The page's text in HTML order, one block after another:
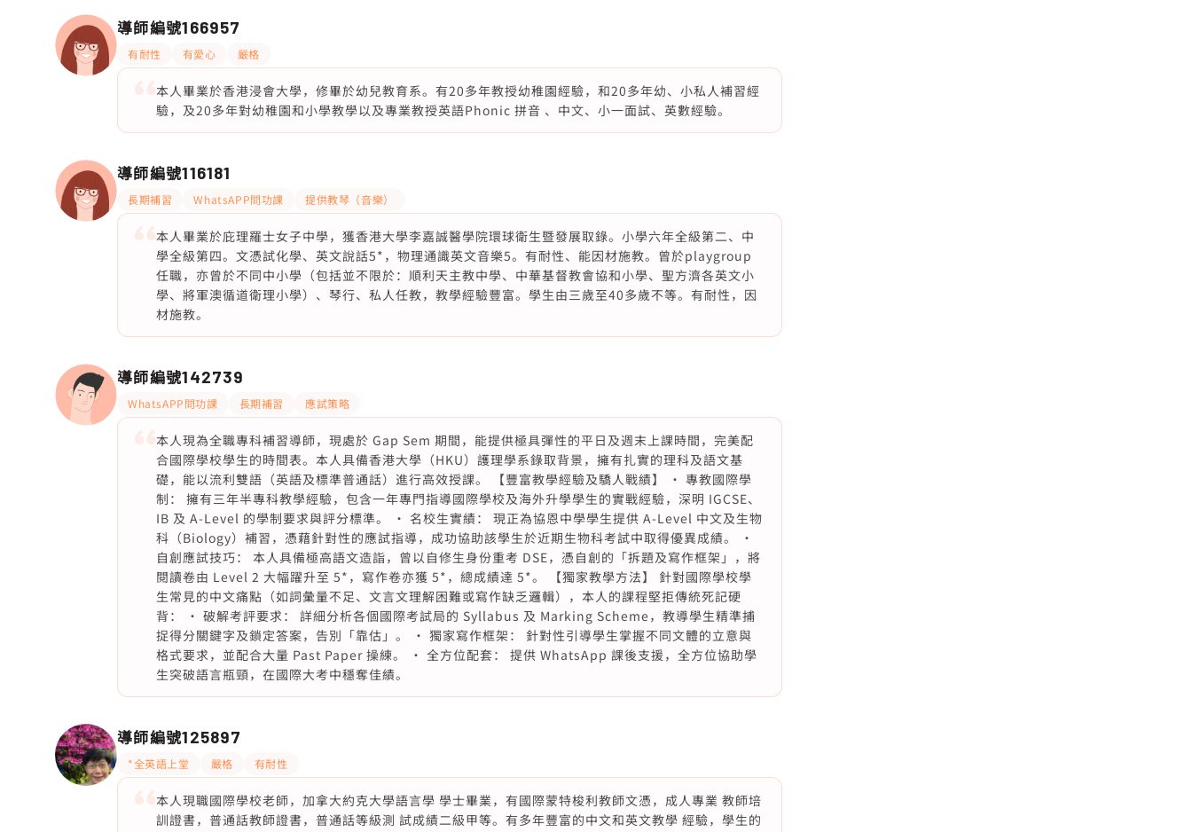
導師編號166957
有耐性 有愛心 嚴格
本人畢業於香港浸會大學，修畢於幼兒教育系。有20多年教授幼稚園經驗，和20多年幼、小私人補習經
驗，及20多年對幼稚園和小學教學以及專業教授英語Phonic 拼音 、中文、小一面試、英數經驗。
導師編號116181
長期補習 WhatsAPP問功課 提供教琴（音樂）
本人畢業於庇理羅士女子中學，獲香港大學李嘉誠醫學院環球衛生暨發展取錄。小學六年全級第二、中
學全級第四。文憑試化學、英文說話5*，物理通識英文音樂5。有耐性、能因材施教。曾於playgroup
任職，亦曾於不同中小學（包括並不限於：順利天主教中學、中華基督教會協和小學、聖方濟各英文小
學、將軍澳循道衛理小學）、琴行、私人任教，教學經驗豐富。學生由三歲至40多歲不等。有耐性，因
材施教。
導師編號142739
WhatsAPP問功課 長期補習 應試策略
本人現為全職專科補習導師，現處於 Gap Sem 期間，能提供極具彈性的平日及週末上課時間，完美配
合國際學校學生的時間表。本人具備香港大學（HKU）護理學系錄取背景，擁有扎實的理科及語文基
礎，能以流利雙語（英語及標準普通話）進行高效授課。 【豐富教學經驗及驕人戰績】 • 專教國際學
制： 擁有三年半專科教學經驗，包含一年專門指導國際學校及海外升學學生的實戰經驗，深明 IGCSE、
IB 及 A-Level 的學制要求與評分標準。 • 名校生實績： 現正為協恩中學學生提供 A-Level 中文及生物
科（Biology）補習，憑藉針對性的應試指導，成功協助該學生於近期生物科考試中取得優異成績。 •
自創應試技巧： 本人具備極高語文造詣，曾以自修生身份重考 DSE，憑自創的「拆題及寫作框架」，將
閱讀卷由 Level 2 大幅躍升至 5*，寫作卷亦獲 5*，總成績達 5*。 【獨家教學方法】 針對國際學校學
生常見的中文痛點（如詞彙量不足、文言文理解困難或寫作缺乏邏輯），本人的課程堅拒傳統死記硬
背： • 破解考評要求： 詳細分析各個國際考試局的 Syllabus 及 Marking Scheme，教導學生精準捕
捉得分關鍵字及鎖定答案，告別「靠估」。 • 獨家寫作框架： 針對性引導學生掌握不同文體的立意與
格式要求，並配合大量 Past Paper 操練。 • 全方位配套： 提供 WhatsApp 課後支援，全方位協助學
生突破語言瓶頸，在國際大考中穩奪佳績。
導師編號125897
*全英語上堂 嚴格 有耐性
本人現職國際學校老師，加拿大約克大學語言學 學士畢業，有國際蒙特梭利教師文憑，成人專業 教師培
訓證書，普通話教師證書，普通話等級測 試成績二級甲等。有多年豐富的中文和英文教學 經驗，學生的